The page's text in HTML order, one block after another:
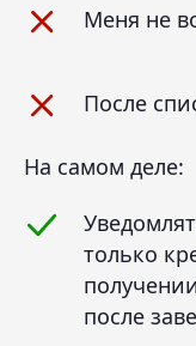
Меня не
После
На самом деле:
только
после